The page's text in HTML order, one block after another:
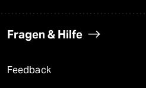
Fragen & Hilfe
Feedback